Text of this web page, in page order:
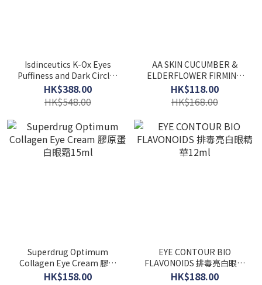
Isdinceutics K-Ox Eyes
Puffiness and Dark Circles
K- OX煥發光彩眼霜15g
HK$388.00
HK$548.00
AA SKIN CUCUMBER &
ELDERFLOWER FIRMING
EYE GEL青瓜接骨木花緊緻
眼部凝膠50ML
HK$118.00
HK$168.00
Superdrug Optimum
Collagen Eye Cream 膠原
蛋白眼霜15ml
HK$158.00
EYE CONTOUR BIO
FLAVONOIDS 排毒亮白眼精
華12ml
HK$188.00